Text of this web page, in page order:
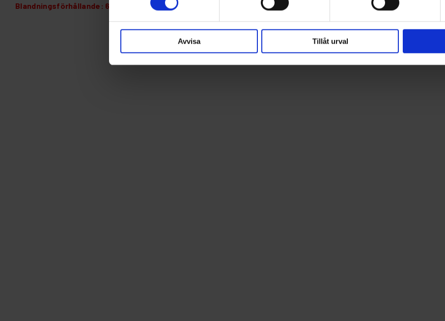
Avvisa Tillåt urval
Blandningsförhållande: 60% med Spies Hecker 3364 förtunning.